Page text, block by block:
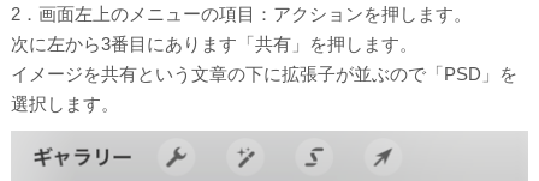
2．画面左上のメニューの項目：アクションを押します。
次に左から3番目にあります「共有」を押します。
イメージを共有という文章の下に拡張子が並ぶので「PSD」を
選択します。